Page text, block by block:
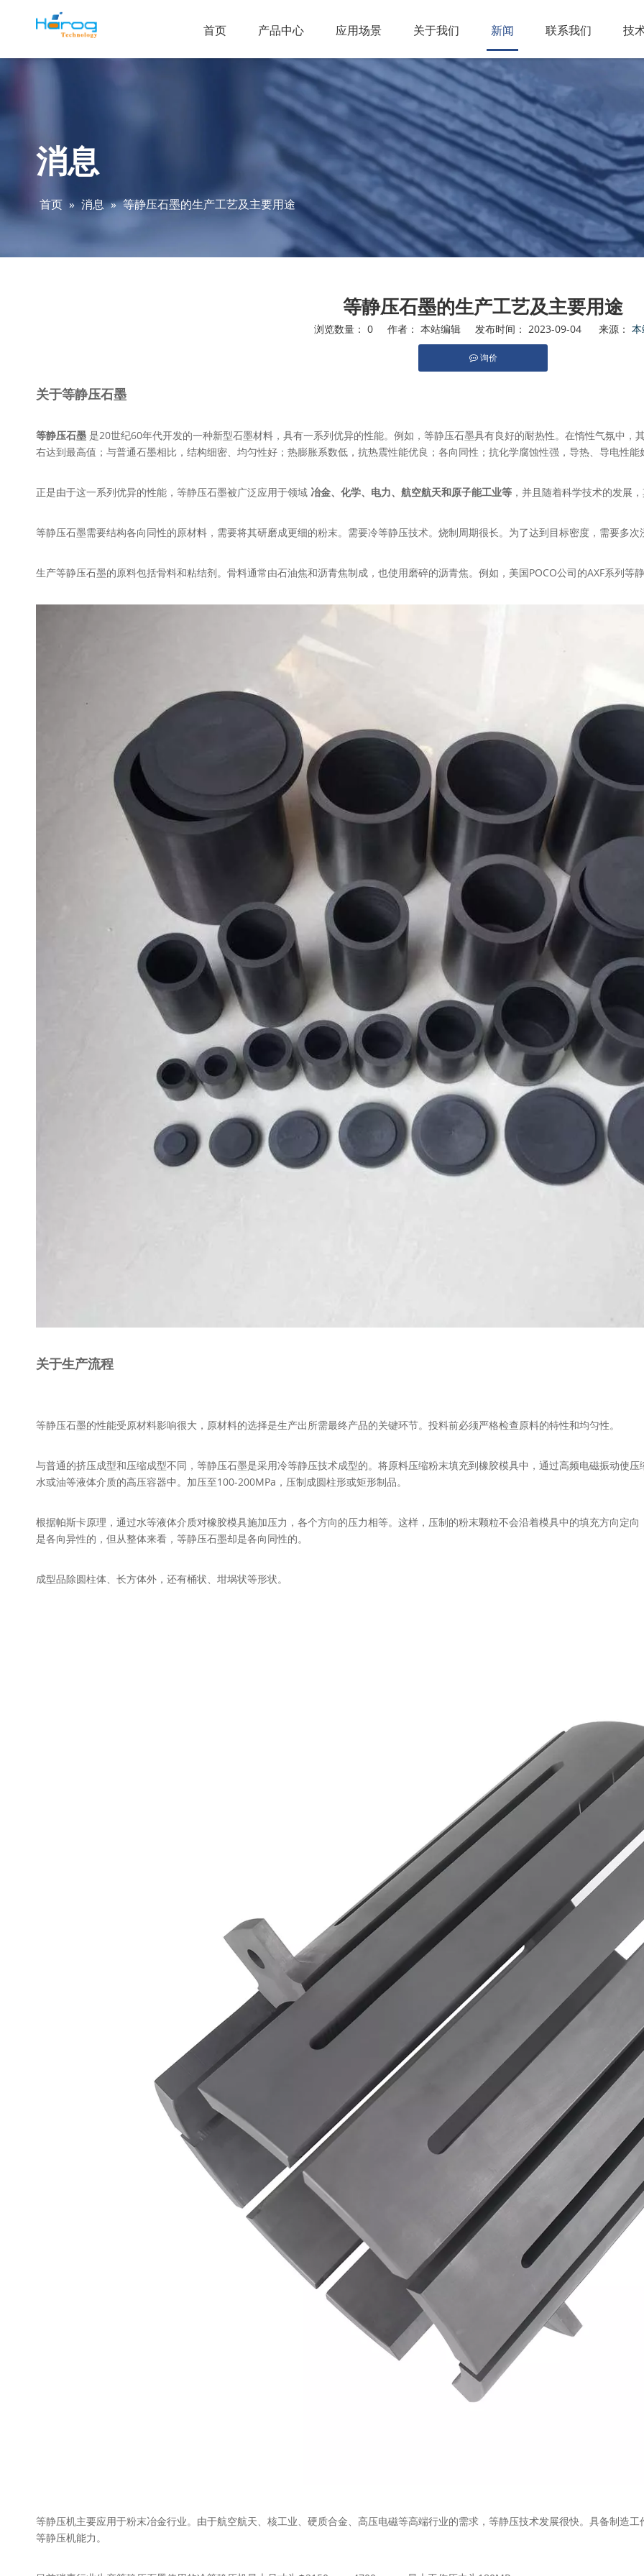
首页 产品中心 应用场景 关于我们 新闻 联系我们 技
消息
首页 » 消息 » 等静压石墨的生产工艺及主要用途
等静压石墨的生产工艺及主要用途
浏览数量： 0 作者： 本站编辑 发布时间： 2023-09-04 来源：
询价
["facebook","twitter","line","wechat","linkedin","pinterest","whatsapp","kakao","snapchat","telegram"]
关于等静压石墨
等静压石墨 是20世纪60年代开发的一种新型石墨材料，具有一系列优异的性能。例如，等静压石墨具有良好的耐热性。在惰性气氛中
右达到最高值；与普通石墨相比，结构细密、均匀性好；热膨胀系数低，抗热震性能优良；各向同性；抗化学腐蚀性强，导热、导电性能
正是由于这一系列优异的性能，等静压石墨被广泛应用于领域 冶金、化学、电力、航空航天和原子能工业等 ，并且随着科学技术的发展
等静压石墨需要结构各向同性的原材料，需要将其研磨成更细的粉末。需要冷等静压技术。烧制周期很长。为了达到目标密度，需要多次
生产等静压石墨的原料包括骨料和粘结剂。骨料通常由石油焦和沥青焦制成，也使用磨碎的沥青焦。例如，美国POCO公司的AXF系列等
关于生产流程
等静压石墨的性能受原材料影响很大，原材料的选择是生产出所需最终产品的关键环节。投料前必须严格检查原料的特性和均匀性。
与普通的挤压成型和压缩成型不同，等静压石墨是采用冷等静压技术成型的。将原料压缩粉末填充到橡胶模具中，通过高频电磁振动使
水或油等液体介质的高压容器中。加压至100-200MPa，压制成圆柱形或矩形制品。
根据帕斯卡原理，通过水等液体介质对橡胶模具施加压力，各个方向的压力相等。这样，压制的粉末颗粒不会沿着模具中的填充方向定
是各向异性的，但从整体来看，等静压石墨却是各向同性的。
成型品除圆柱体、长方体外，还有桶状、坩埚状等形状。
等静压机主要应用于粉末冶金行业。由于航空航天、核工业、硬质合金、高压电磁等高端行业的需求，等静压技术发展很快。具备制造
等静压机能力。